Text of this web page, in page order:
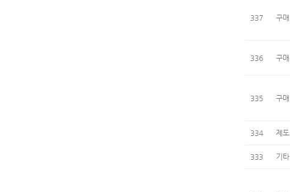
337 구매
336 구매
335 구매
334 제도
333 기타